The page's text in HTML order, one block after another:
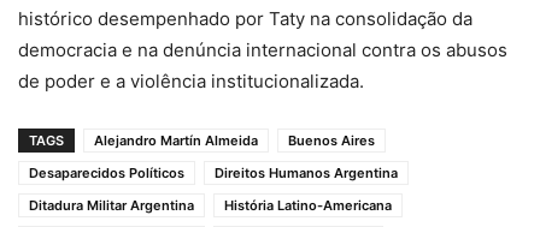
histórico desempenhado por Taty na consolidação da
democracia e na denúncia internacional contra os abusos
de poder e a violência institucionalizada.
TAGS Alejandro Martín Almeida
Buenos Aires
Desaparecidos Políticos
Direitos Humanos Argentina
Ditadura Militar Argentina
História Latino-Americana